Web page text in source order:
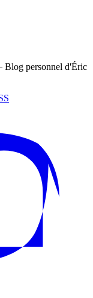
Blog personnel d'Éric